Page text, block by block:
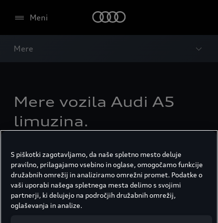
Meni
Mere
Mere vozila Audi A5
limuzina.
S piškotki zagotavljamo, da naše spletno mesto deluje
pravilno, prilagajamo vsebino in oglase, omogočamo funkcije
družabnih omrežij in analiziramo omrežni promet. Podatke o
vaši uporabi našega spletnega mesta delimo s svojimi
partnerji, ki delujejo na področjih družabnih omrežij,
oglaševanja in analize.